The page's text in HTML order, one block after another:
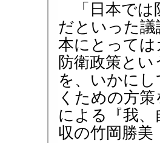
「日本では
だといった
本にとって
防衛政策と
を、いかに
くための方
による『我
収の竹岡勝美